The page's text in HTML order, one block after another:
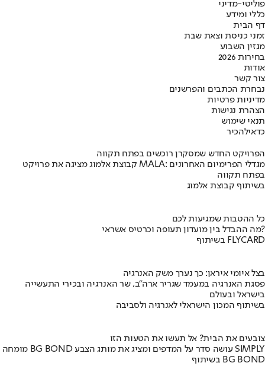
פוליטי-מדיני
כללי ומידע
דף הבית
זמני כניסת וצאת שבת
מגזין השבוע
בחירות 2026
אודות
צור קשר
נבחרת הכתבים והפרשנים
מדיניות פרטיות
הצהרת נגישות
תנאי שימוש
כדאילהכיר
הפרויקט החדש שמסקרן רוכשים בפתח תקווה
קבוצת אלמוג מציגה את פרויקט MALA: מגדלי הפרימיום האחרונים
בפתח תקווה
בשיתוף קבוצת אלמוג
כל ההטבות שמגיעות לכם
מה ההבדל בין מועדון תעופה וכרטיס אשראי?
בשיתוף FLYCARD
בצל איומי איראן: כך נערך משק האנרגיה
פסגת האנרגיה במעמד שגריר ארה"ב, שר האנרגיה ובכירי התעשייה
בישראל ובעולם
בשיתוף המכון הישראלי לאנרגיה ולסביבה
צובעים את הבית? אל תעשו את הטעות הזו
מומחה BG BOND עושה סדר על המדפים ומציג את מותג הצבע SIMPLY
בשיתוף BG BOND